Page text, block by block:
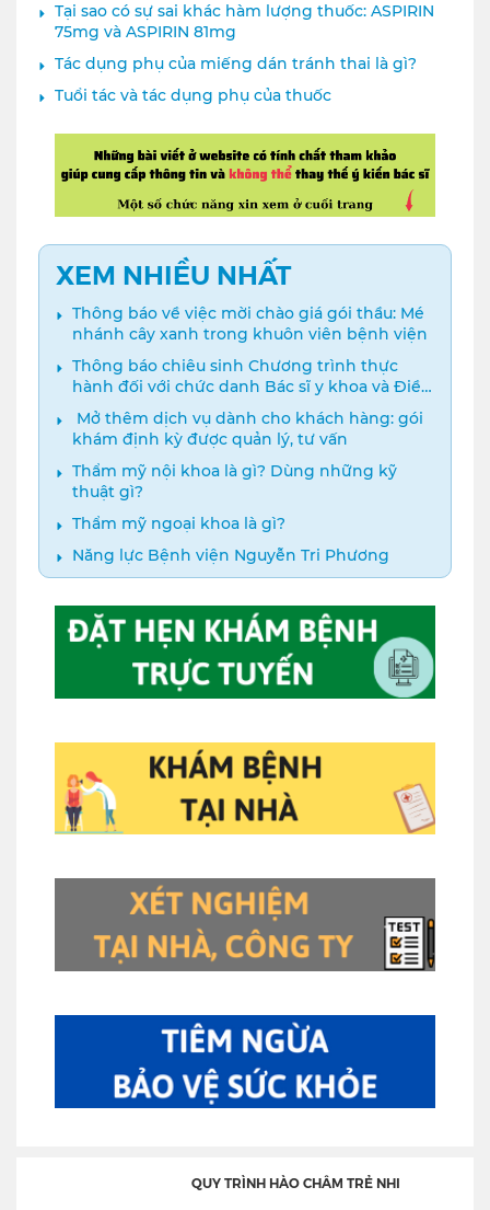
Tại sao có sự sai khác hàm lượng thuốc: ASPIRIN
75mg và ASPIRIN 81mg
Tác dụng phụ của miếng dán tránh thai là gì?
Tuổi tác và tác dụng phụ của thuốc
XEM NHIỀU NHẤT
Thông báo về việc mời chào giá gói thầu: Mé
nhánh cây xanh trong khuôn viên bệnh viện
Thông báo chiêu sinh Chương trình thực
hành đối với chức danh Bác sĩ y khoa và Điều
dưỡng năm 2024
️ Mở thêm dịch vụ dành cho khách hàng: gói
khám định kỳ được quản lý, tư vấn
Thẩm mỹ nội khoa là gì? Dùng những kỹ
thuật gì?
Thẩm mỹ ngoại khoa là gì?
Năng lực Bệnh viện Nguyễn Tri Phương
QUY TRÌNH HÀO CHÂM TRẺ NHI